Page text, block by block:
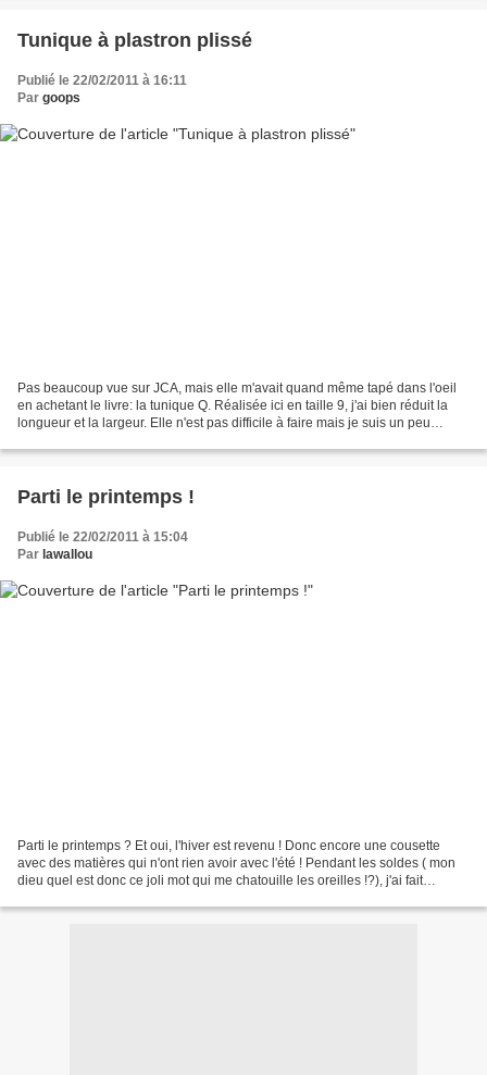
Tunique à plastron plissé
Publié le 22/02/2011 à 16:11
Par goops
Pas beaucoup vue sur JCA, mais elle m'avait quand même tapé dans l'oeil
en achetant le livre: la tunique Q. Réalisée ici en taille 9, j'ai bien réduit la
longueur et la largeur. Elle n'est pas difficile à faire mais je suis un peu
Parti le printemps !
Publié le 22/02/2011 à 15:04
Par lawallou
Parti le printemps ? Et oui, l'hiver est revenu ! Donc encore une cousette
avec des matières qui n'ont rien avoir avec l'été ! Pendant les soldes ( mon
dieu quel est donc ce joli mot qui me chatouille les oreilles !?), j'ai fait